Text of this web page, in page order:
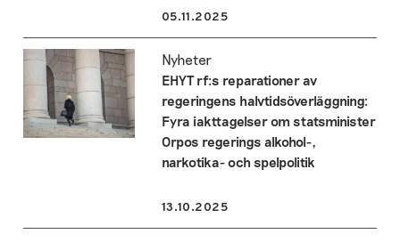
05.11.2025
Nyheter
EHYT rf:s reparationer av
regeringens halvtidsöverläggning:
Fyra iakttagelser om statsminister
Orpos regerings alkohol-,
narkotika- och spelpolitik
13.10.2025